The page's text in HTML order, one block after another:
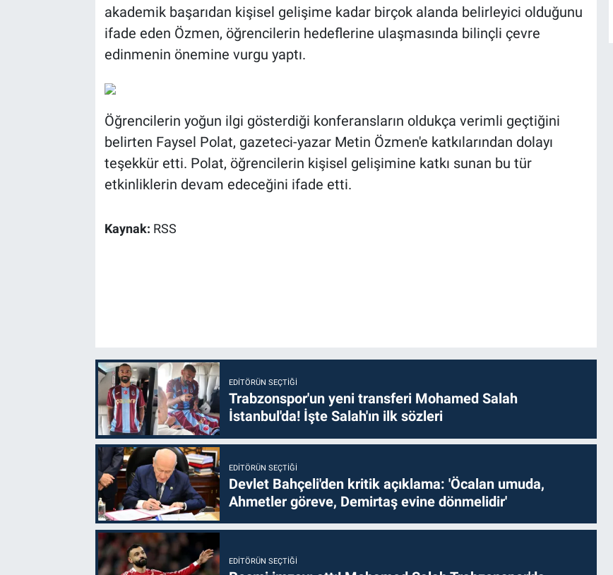
akademik başarıdan kişisel gelişime kadar birçok alanda belirleyici olduğunu
ifade eden Özmen, öğrencilerin hedeflerine ulaşmasında bilinçli çevre
edinmenin önemine vurgu yaptı.
Öğrencilerin yoğun ilgi gösterdiği konferansların oldukça verimli geçtiğini
belirten Faysel Polat, gazeteci-yazar Metin Özmen'e katkılarından dolayı
teşekkür etti. Polat, öğrencilerin kişisel gelişimine katkı sunan bu tür
etkinliklerin devam edeceğini ifade etti.
Kaynak: RSS
EDITÖRÜN SEÇTIĞI
Trabzonspor'un yeni transferi Mohamed Salah
İstanbul'da! İşte Salah'ın ilk sözleri
EDITÖRÜN SEÇTIĞI
Devlet Bahçeli'den kritik açıklama: 'Öcalan umuda,
Ahmetler göreve, Demirtaş evine dönmelidir'
EDITÖRÜN SEÇTIĞI